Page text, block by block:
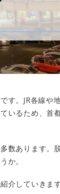
す。JR各線や
いるため、首
数あります。
か。
介していきま